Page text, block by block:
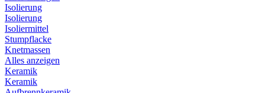
Isolierung
Isolierung
Isoliermittel
Stumpflacke
Knetmassen
Alles anzeigen
Keramik
Keramik